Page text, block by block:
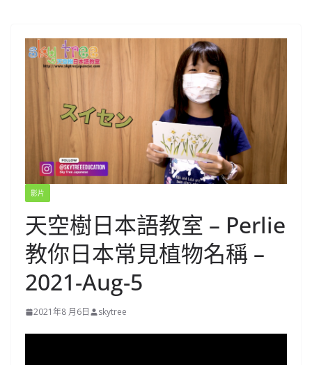
影片
天空樹日本語教室 – Perlie​
教你日本常見植物名稱 –
2021-Aug-5
2021年8 月6日 skytree